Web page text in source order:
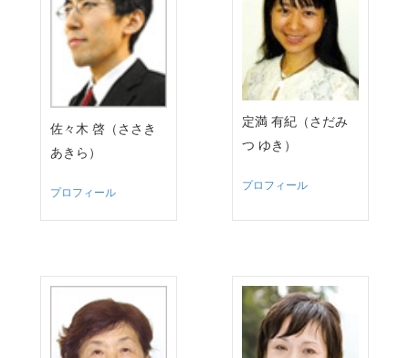
佐々木 啓（ささき
あきら）
プロフィール
定満 有紀（さだみ
つ ゆき）
プロフィール